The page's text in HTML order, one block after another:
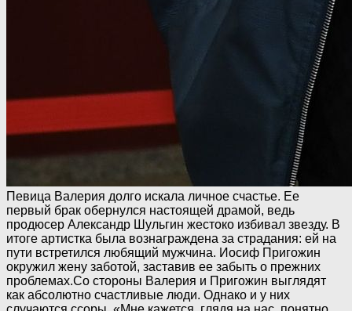
Певица Валерия долго искала личное счастье. Ее
первый брак обернулся настоящей драмой, ведь
продюсер Александр Шульгин жестоко избивал звезду. В
итоге артистка была вознаграждена за страдания: ей на
пути встретился любящий мужчина. Иосиф Пригожин
окружил жену заботой, заставив ее забыть о прежних
проблемах.Со стороны Валерия и Пригожин выглядят
как абсолютно счастливые люди. Однако и у них